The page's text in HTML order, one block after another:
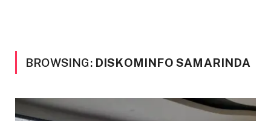
BROWSING: DISKOMINFO SAMARINDA